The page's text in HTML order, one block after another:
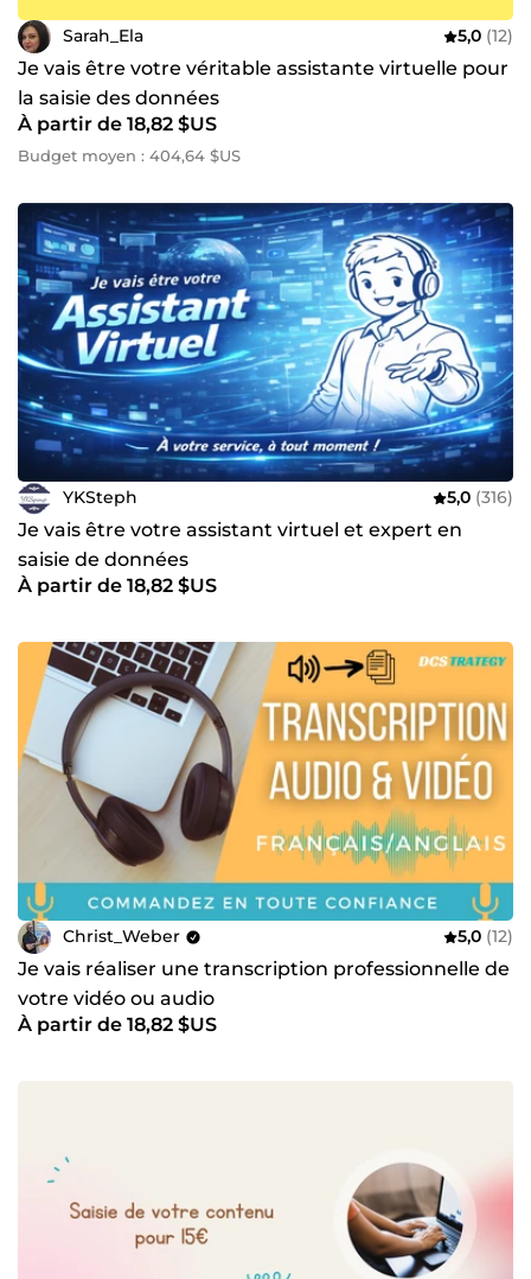
Sarah_Ela 5,0 (12)
Je vais être votre véritable assistante virtuelle pour
la saisie des données
À partir de 18,82 $US
Budget moyen : 404,64 $US
YKSteph 5,0 (316)
Je vais être votre assistant virtuel et expert en
saisie de données
À partir de 18,82 $US
Christ_Weber 5,0 (12)
Je vais réaliser une transcription professionnelle de
votre vidéo ou audio
À partir de 18,82 $US